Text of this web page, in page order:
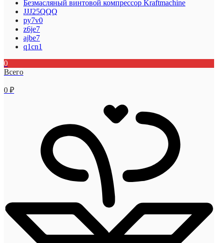
Безмасляный винтовой компрессор Kraftmaсhine
JJJ25QQQ
py7v0
z6je7
ajbe7
q1cn1
0
Всего
0 ₽